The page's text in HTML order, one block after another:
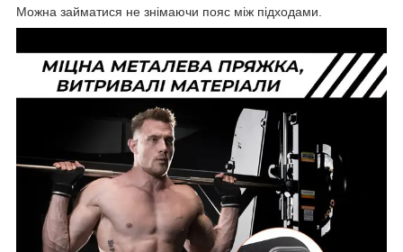
Можна займатися не знімаючи пояс між підходами.